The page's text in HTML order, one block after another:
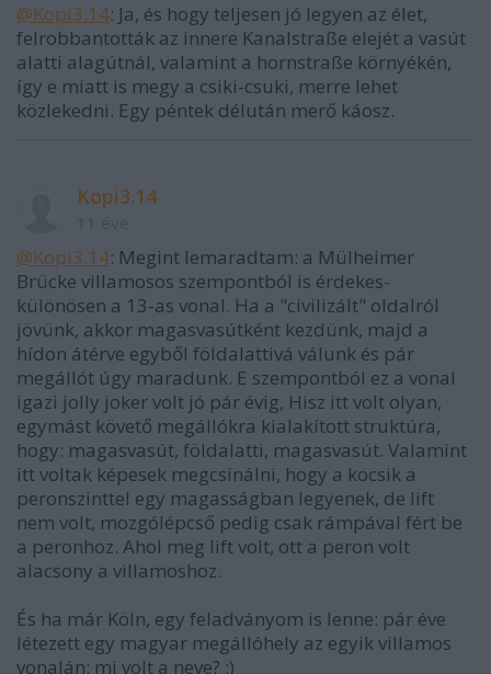
@Kopi3.14: Ja, és hogy teljesen jó legyen az élet,
felrobbantották az innere Kanalstraße elejét a vasút
alatti alagútnál, valamint a hornstraße környékén,
így e miatt is megy a csiki-csuki, merre lehet
közlekedni. Egy péntek délután merő káosz.
Kopi3.14
@Kopi3.14: Megint lemaradtam: a Mülheimer
Brücke villamosos szempontból is érdekes-
különösen a 13-as vonal. Ha a "civilizált" oldalról
jövünk, akkor magasvasútként kezdünk, majd a
hídon átérve egyből földalattivá válunk és pár
megállót úgy maradunk. E szempontból ez a vonal
igazi jolly joker volt jó pár évig, Hisz itt volt olyan,
egymást követő megállókra kialakított struktúra,
hogy: magasvasút, földalatti, magasvasút. Valamint
itt voltak képesek megcsinálni, hogy a kocsik a
peronszinttel egy magasságban legyenek, de lift
nem volt, mozgólépcső pedig csak rámpával fért be
a peronhoz. Ahol meg lift volt, ott a peron volt
alacsony a villamoshoz.
És ha már Köln, egy feladványom is lenne: pár éve
létezett egy magyar megállóhely az egyik villamos
vonalán: mi volt a neve? :)